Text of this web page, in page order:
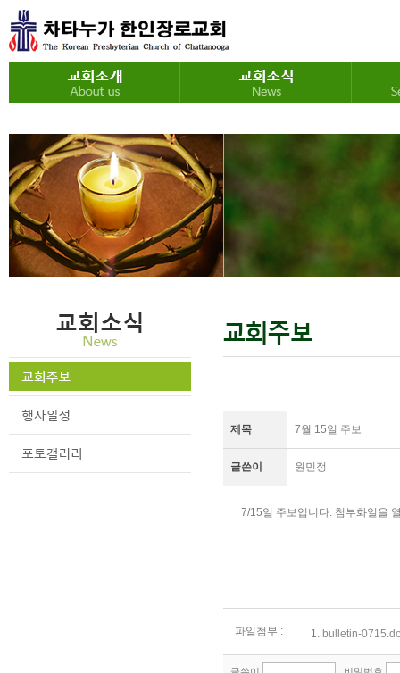
제목 7월 15일 주보
글쓴이 원민정
7/15일 주보입니다. 첨부화일을
파일첨부 : 1. bulletin-
글쓴이 비밀번호